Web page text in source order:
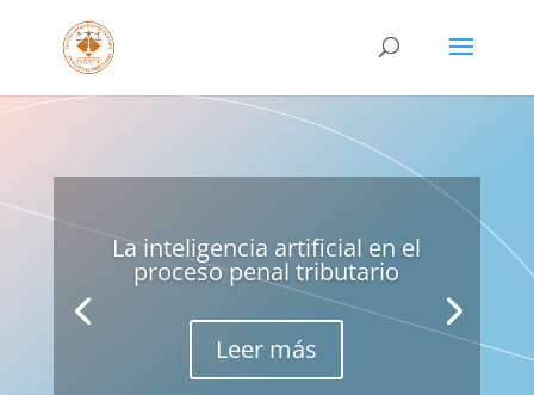
La inteligencia artificial en el
proceso penal tributario
Leer más